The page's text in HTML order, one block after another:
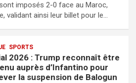
imposés 2-0 face au Maroc,
validant ainsi leur billet pour le…
SPORTS
2026 : Trump reconnaît être
auprès d’Infantino pour
la suspension de Balogun